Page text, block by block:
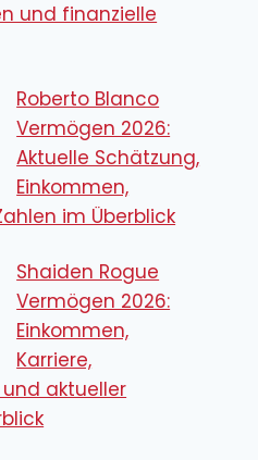
und finanzielle
Roberto Blanco
Vermögen 2026:
Aktuelle Schätzung,
Einkommen,
im Überblick
Shaiden Rogue
Vermögen 2026:
Einkommen,
Karriere,
aktueller